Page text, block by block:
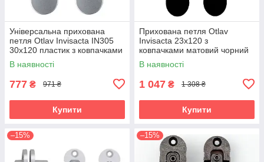
Універсальна прихована
петля Otlav Invisacta IN305
30х120 пластик з ковпачками
хром матовий (Італія)
В наявності
777 ₴ 971 ₴
Купити
Прихована петля Otlav
Invisacta 23х120 з
ковпачками матовий чорний
(Італія)
В наявності
1 047 ₴ 1 308 ₴
Купити
–15% –15%